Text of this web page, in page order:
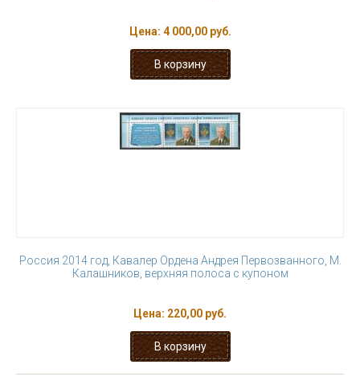
Цена: 4 000,00 руб.
Россия 2014 год, Кавалер Ордена Андрея Первозванного, М.
Калашников, верхняя полоса с купоном
Цена: 220,00 руб.